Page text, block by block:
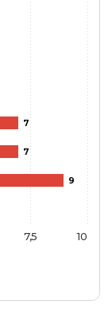
7
7
9
10
7,5